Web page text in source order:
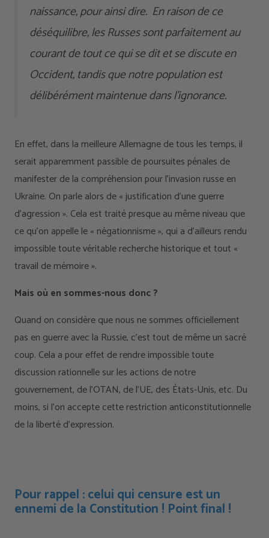
naissance, pour ainsi dire. En raison de ce
déséquilibre, les Russes sont parfaitement au
courant de tout ce qui se dit et se discute en
Occident, tandis que notre population est
délibérément maintenue dans l’ignorance.
En effet, dans la meilleure Allemagne de tous les temps, il
serait apparemment passible de poursuites pénales de
manifester de la compréhension pour l’invasion russe en
Ukraine. On parle alors de « justification d’une guerre
d’agression ». Cela est traité presque au même niveau que
ce qu’on appelle le « négationnisme », qui a d’ailleurs rendu
impossible toute véritable recherche historique et tout «
travail de mémoire ».
Mais où en sommes-nous donc ?
Quand on considère que nous ne sommes officiellement
pas en guerre avec la Russie, c’est tout de même un sacré
coup. Cela a pour effet de rendre impossible toute
discussion rationnelle sur les actions de notre
gouvernement, de l’OTAN, de l’UE, des États-Unis, etc. Du
moins, si l’on accepte cette restriction anticonstitutionnelle
de la liberté d’expression.
Pour rappel : celui qui censure est un
ennemi de la Constitution ! Point final !